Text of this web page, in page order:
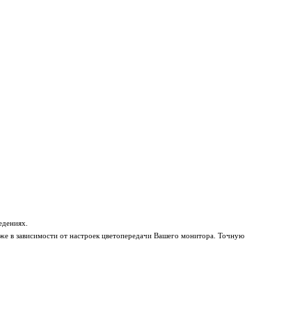
в зависимости от настроек цветопередачи Вашего монитора. Точную